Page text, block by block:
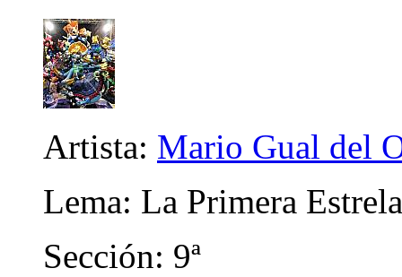
Artista: Mario Gual del
Lema: La Primera Estrela
Sección: 9ª